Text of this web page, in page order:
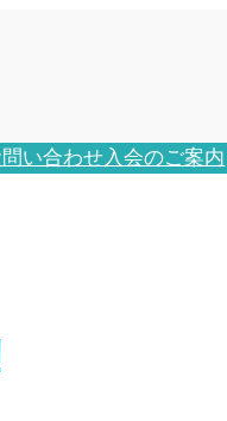
い合わせ入会のご案内